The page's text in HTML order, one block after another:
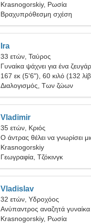
Krasnogorskiy, Ρωσία
Βραχυπρόθεσμη σχέση
Ira
33 ετών, Ταύρος
Γυναίκα ψάχνει για ένα
167 εκ (5'6"), 60 κιλό (132
Διαλογισμός, Των ζώων
Vladimir
35 ετών, Κριός
Ο άντρας θέλει να γνωρίσει
Krasnogorskiy
Γεωγραφία, Τζόκινγκ
Vladislav
32 ετών, Υδροχόος
Ανύπαντρος αναζητά γυναίκα
Krasnogorskiy, Ρωσία